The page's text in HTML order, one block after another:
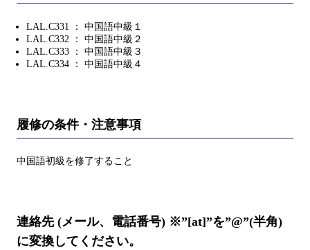
LAL.C331 ： 中国語中級１
LAL.C332 ： 中国語中級２
LAL.C333 ： 中国語中級３
LAL.C334 ： 中国語中級４
履修の条件・注意事項
中国語初級を修了すること
連絡先 (メール、電話番号) ※”[at]”を”@”(半角)
に変換してください。